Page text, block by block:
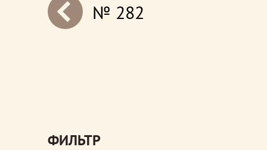
next№ 282
ФИЛЬТР